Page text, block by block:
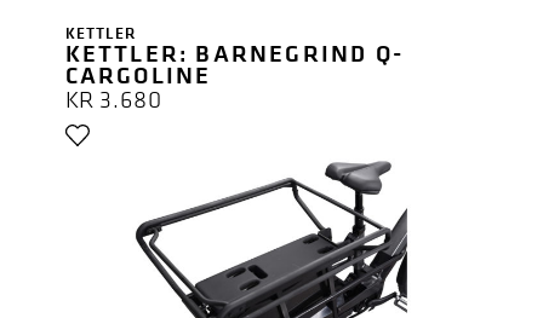
KETTLER
KETTLER: BARNEGRIND Q-
CARGOLINE
KR 3.680